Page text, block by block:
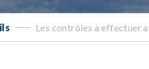
- Les contrôles à effectuer